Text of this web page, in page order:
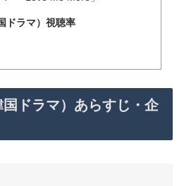
ドラマ）視聴率
ドラマ）あらすじ・企